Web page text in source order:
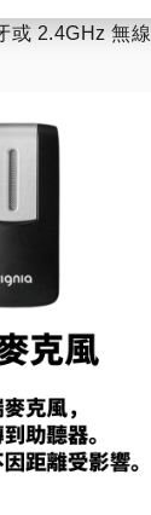
或 2.4GHz 無線